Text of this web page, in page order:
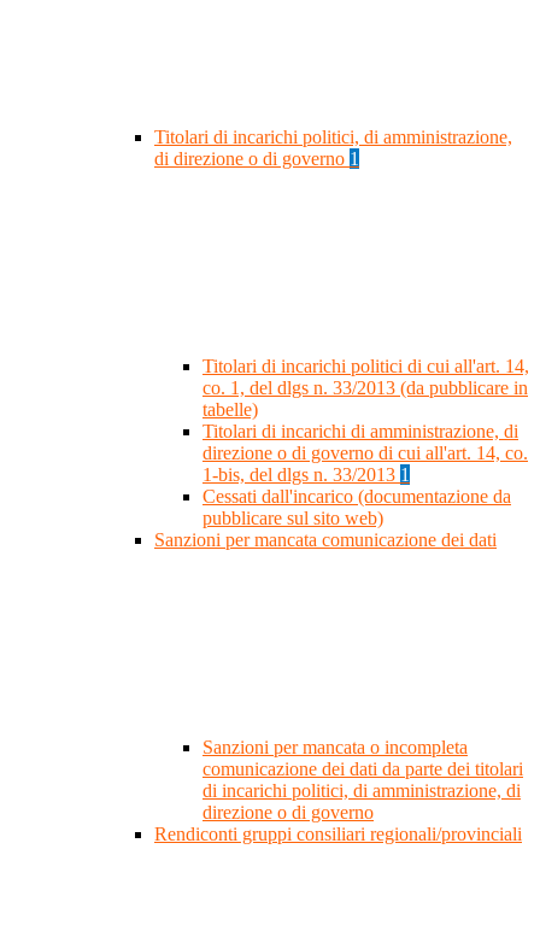
Titolari di incarichi politici, di amministrazione,
di direzione o di governo 1
Titolari di incarichi politici di cui all'art. 14,
co. 1, del dlgs n. 33/2013 (da pubblicare in
tabelle)
Titolari di incarichi di amministrazione, di
direzione o di governo di cui all'art. 14, co.
1-bis, del dlgs n. 33/2013 1
Cessati dall'incarico (documentazione da
pubblicare sul sito web)
Sanzioni per mancata comunicazione dei dati
Sanzioni per mancata o incompleta
comunicazione dei dati da parte dei titolari
di incarichi politici, di amministrazione, di
direzione o di governo
Rendiconti gruppi consiliari regionali/provinciali